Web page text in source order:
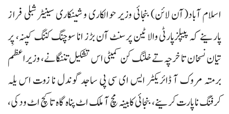
اسلام آباد(آن لائن) بنجائی وزیر حوالکاری و شینکاری سینیٹر شبلی فراز
پارینے کہ پیپلزپارٹی والا ٹین پرسنٹ آن بڑز انا سوچنگ کننگ کپنہ، پِر
تیان نسخان تا خرچہ تے خلنگ کن کمیٹی اس تشکیل تننگانے، وزیراعظم
برمتہ مروک آ ڈائریکٹر ایس ای سی پی ساجد گوندل نا زوت اس یلہ
کرفنگ نا پارت کرینے، بنجائی کابینہ مچ آ ملک اٹ پناہ گاہ تا کچ اٹ ودکی،